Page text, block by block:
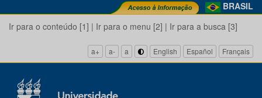
BRASIL
Ir para o conteúdo [1] | Ir para o menu [2] | Ir para a busca [3]
a+ a- a English Español Français